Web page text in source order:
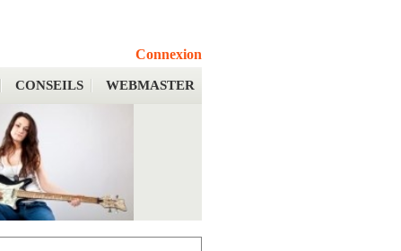
Connexion
CONSEILS WEBMASTER